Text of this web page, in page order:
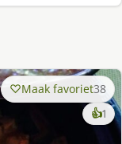
Maak favoriet38
👍1